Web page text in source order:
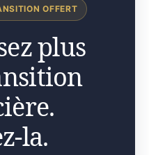
OFFERT
plus
la.